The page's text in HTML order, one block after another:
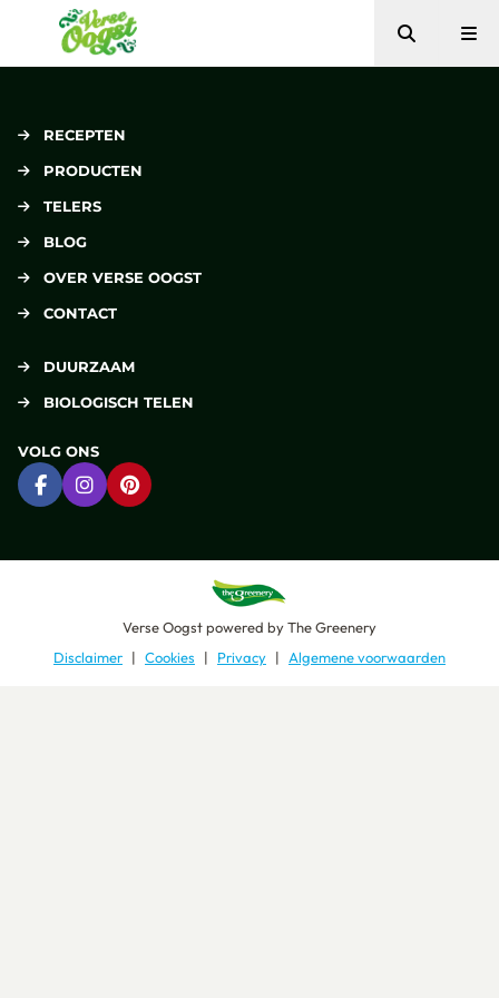
Verse Oogst
Zoeken
RECEPTEN
PRODUCTEN
TELERS
BLOG
OVER VERSE OOGST
CONTACT
DUURZAAM
BIOLOGISCH TELEN
VOLG ONS
Ga naar Facebook
Ga naar Instagram
Ga naar Pinterest
Verse Oogstpowered byThe Greenery
Disclaimer
Cookies Privacy Algemene voorwaarden